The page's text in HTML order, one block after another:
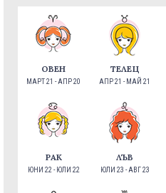
ОВЕН
МАРТ 21 - АПР 20
ТЕЛЕЦ
АПР 21 - МАЙ 21
РАК
ЮНИ 22 - ЮЛИ 22
ЛЪВ
ЮЛИ 23 - АВГ 23